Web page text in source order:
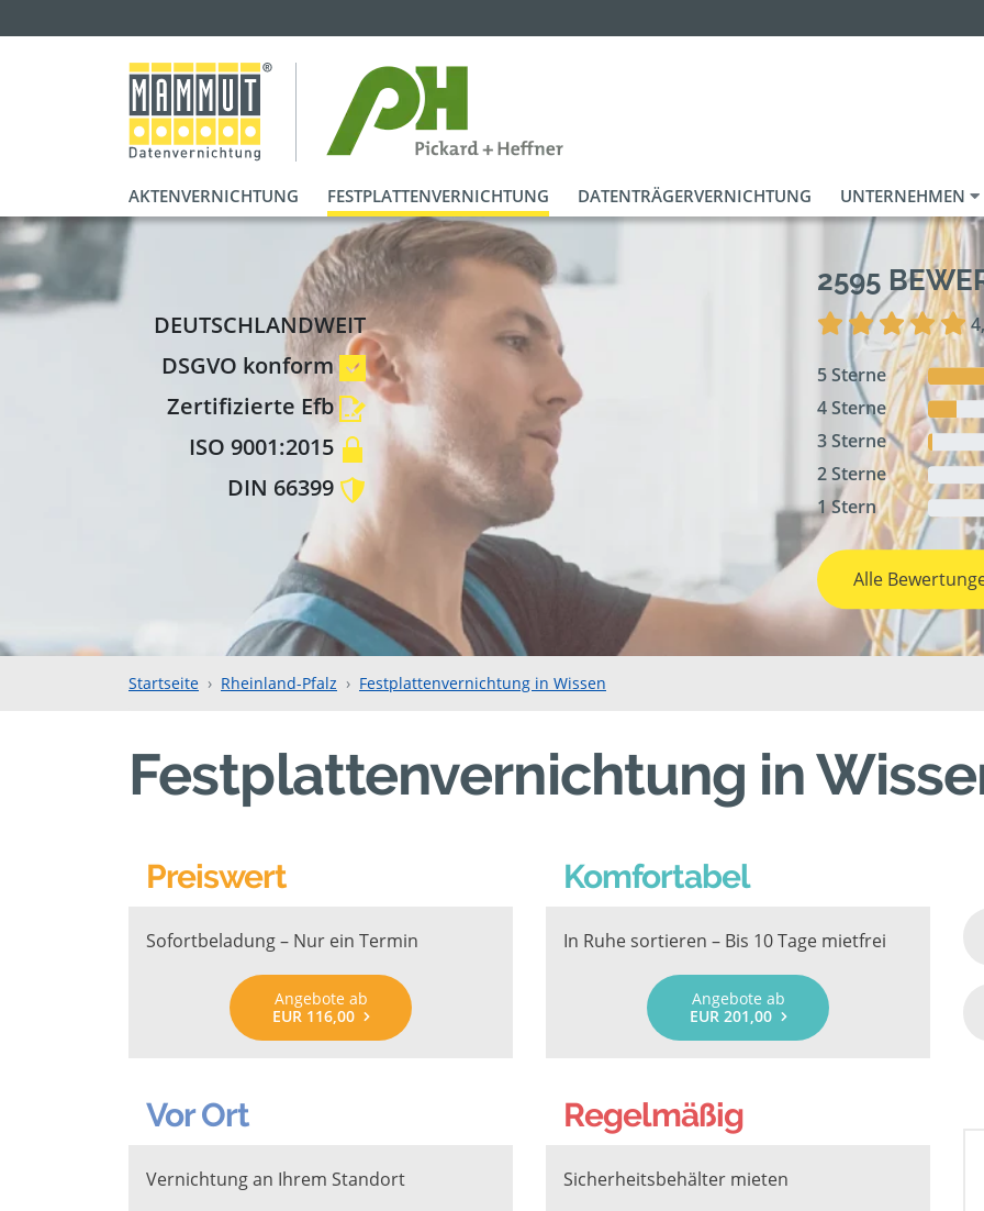
AKTENVERNICHTUNG FESTPLATTENVERNICHTUNG DATENTRÄGERVERNICHTUNG UNTERNEHMEN
DEUTSCHLANDWEIT
DSGVO konform
Zertifizierte Efb
ISO 9001:2015
DIN 66399
2595
5 Sterne
4 Sterne
3 Sterne
2 Sterne
1 Stern
Alle
Startseite Rheinland-Pfalz Festplattenvernichtung in Wissen
Festplattenvernichtung in
Preiswert
Sofortbeladung – Nur ein Termin
Angebote ab
EUR 116,00
Komfortabel
In Ruhe sortieren – Bis 10 Tage mietfrei
Angebote ab
EUR 201,00
Vor Ort
Vernichtung an Ihrem Standort
Regelmäßig
Sicherheitsbehälter mieten